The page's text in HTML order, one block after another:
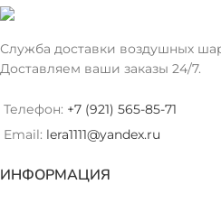
Служба доставки воздушных
Доставляем ваши заказы 24/7.
Телефон: +7 (921) 565-85-71
Email: lera1111@yandex.ru
ИНФОРМАЦИЯ